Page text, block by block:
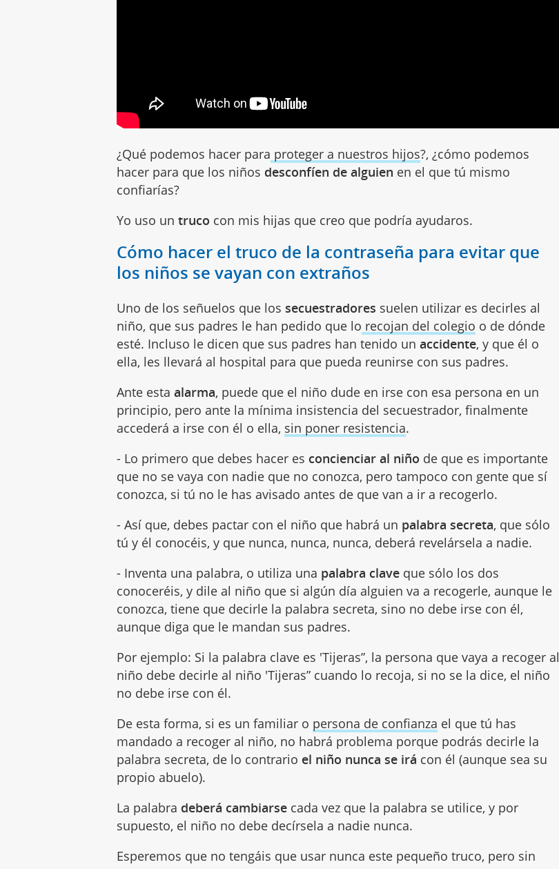
¿Qué podemos hacer para proteger a nuestros hijos?, ¿cómo podemos
hacer para que los niños desconfíen de alguien en el que tú mismo
confiarías?
Yo uso untruco con mis hijas que creo que podría ayudaros.
Cómo hacer el truco de la contraseña para evitar que
los niños se vayan con extraños
Uno de los señuelos que lossecuestradores suelen utilizar es decirles al
niño, que sus padres le han pedido que lo recojan del colegio o de dónde
esté. Incluso le dicen que sus padres han tenido unaccidente, y que él o
ella, les llevará al hospital para que pueda reunirse con sus padres.
Ante estaalarma, puede que el niño dude en irse con esa persona en un
principio, pero ante la mínima insistencia del secuestrador, finalmente
accederá a irse con él o ella, sin poner resistencia.
- Lo primero que debes hacer es concienciar al niño de que es importante
que no se vaya con nadie que no conozca, pero tampoco con gente que sí
conozca, si tú no le has avisado antes de que van a ir a recogerlo.
- Así que, debes pactar con el niño que habrá un palabra secreta, que sólo
tú y él conocéis, y que nunca, nunca, nunca, deberá revelársela a nadie.
- Inventa una palabra, o utiliza una palabra clave que sólo los dos
conoceréis, y dile al niño que si algún día alguien va a recogerle, aunque le
conozca, tiene que decirle la palabra secreta, sino no debe irse con él,
aunque diga que le mandan sus padres.
Por ejemplo: Si la palabra clave es 'Tijeras”, la persona que vaya a recoger al
niño debe decirle al niño 'Tijeras” cuando lo recoja, si no se la dice, el niño
no debe irse con él.
De esta forma, si es un familiar o persona de confianza el que tú has
mandado a recoger al niño, no habrá problema porque podrás decirle la
palabra secreta, de lo contrario el niño nunca se irá con él (aunque sea su
propio abuelo).
La palabra deberá cambiarse cada vez que la palabra se utilice, y por
supuesto, el niño no debe decírsela a nadie nunca.
Esperemos que no tengáis que usar nunca este pequeño truco, pero sin